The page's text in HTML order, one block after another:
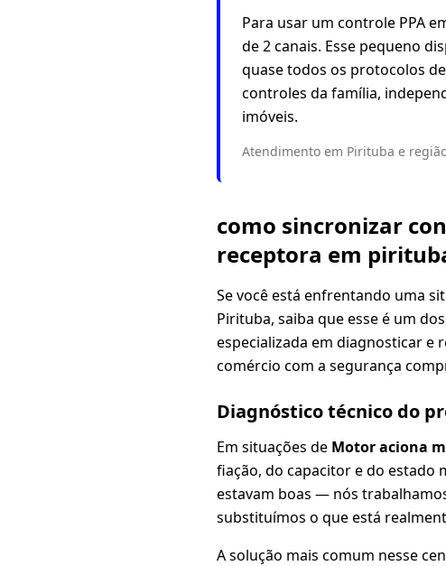
Para usar um controle PPA
de 2 canais. Esse pequeno
quase todos os protocolos
controles da família,
imóveis.
Atendimento em Pirituba e
como sincronizar
receptora em
Se você está enfrentando uma
Pirituba, saiba que esse é um
especializada em diagnosticar e
comércio com a segurança
Diagnóstico técnico do
Em situações de Motor aciona
fiação, do capacitor e do estado
estavam boas — nós
substituímos o que está
A solução mais comum nesse